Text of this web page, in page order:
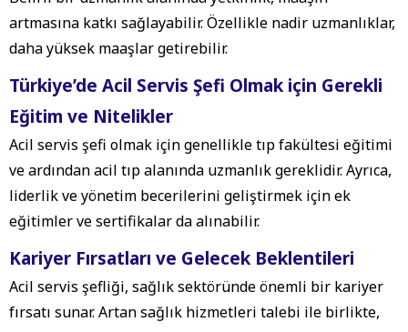
artmasına katkı sağlayabilir. Özellikle nadir uzmanlıklar,
daha yüksek maaşlar getirebilir.
Türkiye’de Acil Servis Şefi Olmak için Gerekli
Eğitim ve Nitelikler
Acil servis şefi olmak için genellikle tıp fakültesi eğitimi
ve ardından acil tıp alanında uzmanlık gereklidir. Ayrıca,
liderlik ve yönetim becerilerini geliştirmek için ek
eğitimler ve sertifikalar da alınabilir.
Kariyer Fırsatları ve Gelecek Beklentileri
Acil servis şefliği, sağlık sektöründe önemli bir kariyer
fırsatı sunar. Artan sağlık hizmetleri talebi ile birlikte,